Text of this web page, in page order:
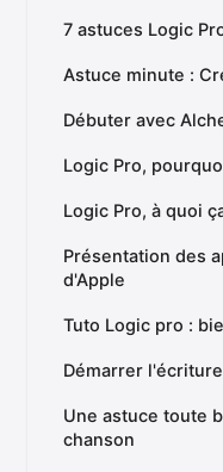
7 astuces Logic
Astuce minute :
Débuter avec
Logic Pro,
Logic Pro, à quoi
Présentation des
d'Apple
Tuto Logic pro :
Démarrer
Une astuce toute
chanson